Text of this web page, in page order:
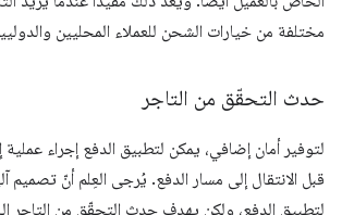
مختلفة من خيارات الشحن للعملاء المحليين
حدث التحقّق من التاجر
لتوفير أمان إضافي، يمكن لتطبيق الدفع إجراء عملية
قبل الانتقال إلى مسار الدفع. يُرجى العِلم أنّ تصميم
لتطبيق الدفع، ولكن يهدف حدث التحقّق من التاجر إلى